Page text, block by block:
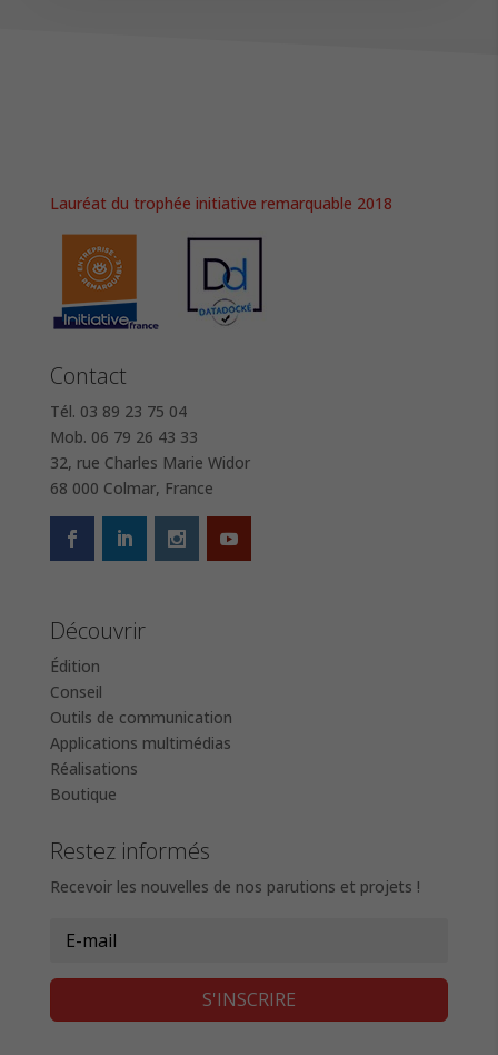
Lauréat du trophée initiative remarquable 2018
Contact
Tél. 03 89 23 75 04
Mob. 06 79 26 43 33
32, rue Charles Marie Widor
68 000 Colmar, France
Découvrir
Édition
Conseil
Outils de communication
Applications multimédias
Réalisations
Boutique
Restez informés
Recevoir les nouvelles de nos parutions et projets !
S'INSCRIRE